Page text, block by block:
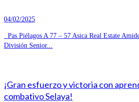
04/02/2025
Pas Piélagos A 77 – 57 Asica Real Estate
División Senior...
¡Gran esfuerzo y victoria con
combativo Selaya!